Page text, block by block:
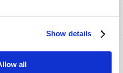
Show details
all
COURAGE
Gosse